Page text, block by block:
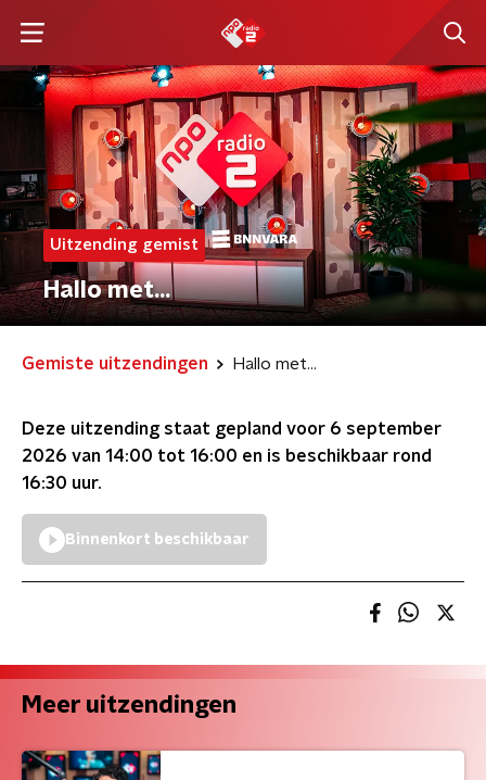
Uitzending gemist
Hallo met...
Gemiste uitzendingen Hallo met...
Deze uitzending staat gepland voor 6 september
2026 van 14:00 tot 16:00 en is beschikbaar rond
16:30 uur.
Binnenkort beschikbaar
Meer uitzendingen